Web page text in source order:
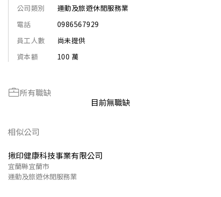
公司類別
運動及旅遊休閒服務業
電話
0986567929
員工人數
尚未提供
資本額
100 萬
所有職缺
目前無職缺
相似公司
揪印健康科技事業有限公司
宜蘭縣宜蘭市
運動及旅遊休閒服務業